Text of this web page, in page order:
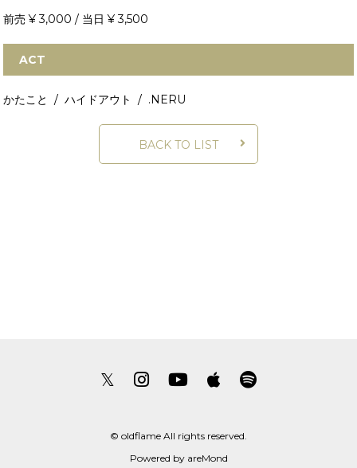
前売 ¥ 3,000 / 当日 ¥ 3,500
ACT
かたこと / ハイドアウト / .NERU
BACK TO LIST
𝕏
© oldflame All rights reserved.
Powered by areMond